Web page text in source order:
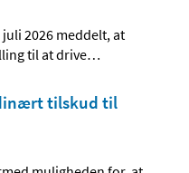
2026 meddelt, at
til at drive…
tilskud til